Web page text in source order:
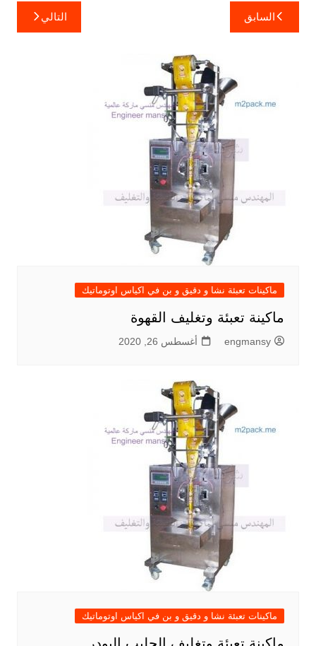
تصفّح
المقالات
السابق التالي
ماكينات تعبئة نشا و دقيق و بن في اكياس اوتوماتيك
ماكينة تعبئة وتغليف القهوة
engmansy أغسطس 26, 2020
ماكينات تعبئة نشا و دقيق و بن في اكياس اوتوماتيك